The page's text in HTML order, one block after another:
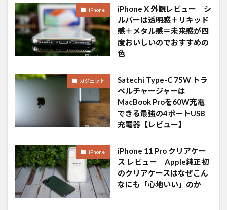
iPhone
iPhone X 外観レビュー｜シ
ルバーは透明感＋リキッド
感＋メタル感＝未来感が四
度おいしいのでおすすめの
色
ガジェット
Satechi Type-C 75W トラ
ベルチャージャーは
MacBook Proを60W充電
できる最強の4ポートUSB
充電器【レビュー】
iPhone
iPhone 11 Pro クリアケー
ス レビュー｜Apple純正初
のクリアケースはなぜこん
なにも「心地いい」のか